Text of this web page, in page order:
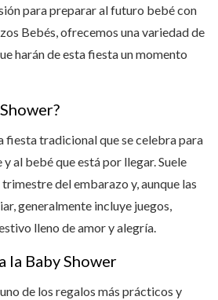
para preparar al futuro bebé con
Bebés, ofrecemos una variedad de
harán de esta fiesta un momento
fiesta tradicional que se celebra para
al bebé que está por llegar. Suele
del embarazo y, aunque las
generalmente incluye juegos,
lleno de amor y alegría.
la Baby Shower
de los regalos más prácticos y